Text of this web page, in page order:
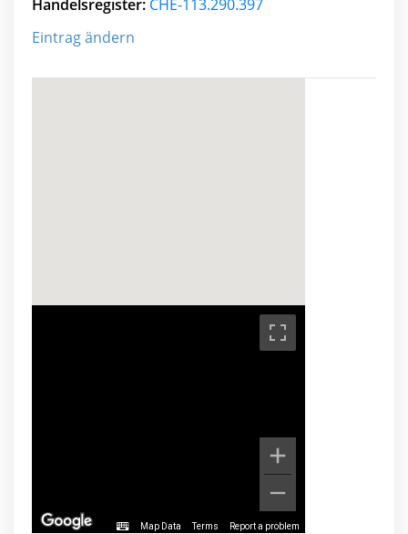
Handelsregister: CHE-113.290.397
Eintrag ändern
Map Data Terms Report a problem